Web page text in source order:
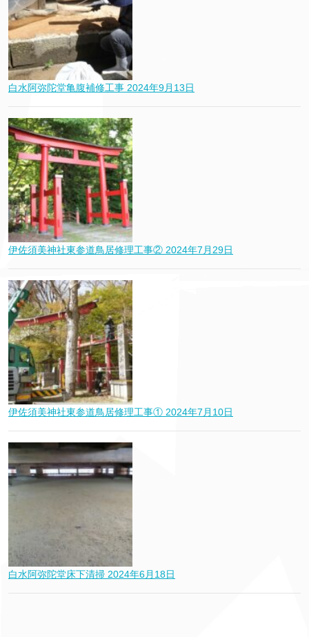
白水阿弥陀堂亀腹補修工事 2024年9月13日
伊佐須美神社東参道鳥居修理工事② 2024年7月29日
伊佐須美神社東参道鳥居修理工事① 2024年7月10日
白水阿弥陀堂床下清掃 2024年6月18日